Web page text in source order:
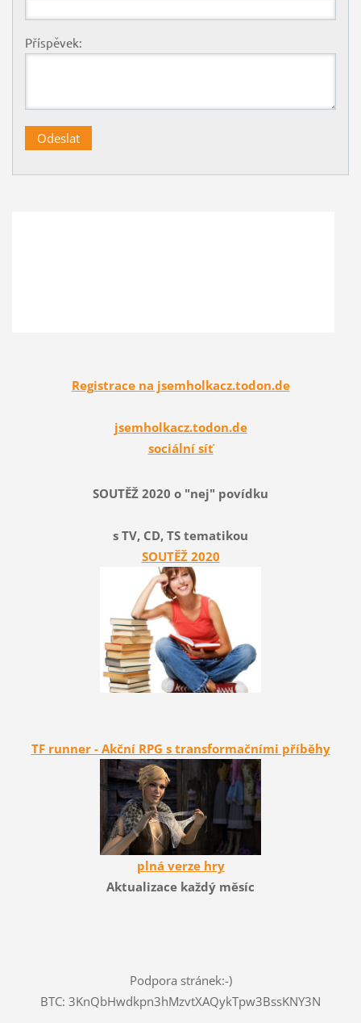
Příspěvek:
Registrace na jsemholkacz.todon.de
jsemholkacz.todon.de
sociální síť
SOUTĚŽ 2020 o "nej" povídku
s TV, CD, TS tematikou
SOUTĚŽ 2020
TF runner - Akční RPG s transformačními příběhy
plná verze hry
Aktualizace každý měsíc
Podpora stránek:-)
BTC: 3KnQbHwdkpn3hMzvtXAQykTpw3BssKNY3N